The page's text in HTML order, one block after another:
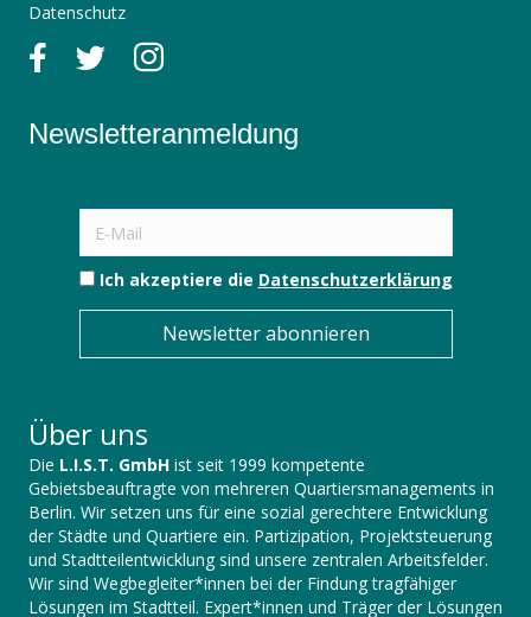
Datenschutz
Newsletteranmeldung
Ich akzeptiere die Datenschutzerklärung
Newsletter abonnieren
Über uns
Die L.I.S.T. GmbH ist seit 1999 kompetente
Gebietsbeauftragte von mehreren Quartiersmanagements in
Berlin. Wir setzen uns für eine sozial gerechtere Entwicklung
der Städte und Quartiere ein. Partizipation, Projektsteuerung
und Stadtteilentwicklung sind unsere zentralen Arbeitsfelder.
Wir sind Wegbegleiter*innen bei der Findung tragfähiger
Lösungen im Stadtteil. Expert*innen und Träger der Lösungen